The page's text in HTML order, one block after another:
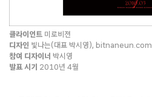
클라이언트 미로비젼
디자인 빛나는(대표 박시영), bitnaneun.com
참여 디자이너 박시영
발표 시기
2010년 4월